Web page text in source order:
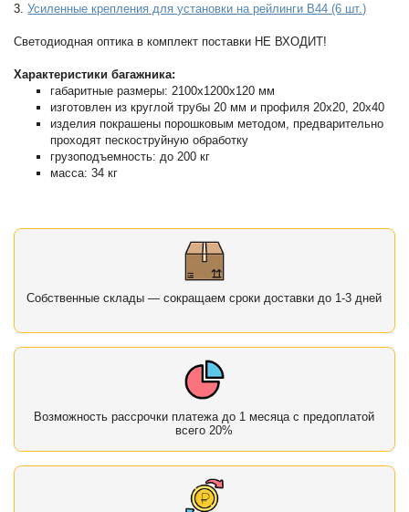
3.Усиленные крепления для установки на рейлинги B44 (6 шт.)
Светодиодная оптика в комплект поставки НЕ ВХОДИТ!
Характеристики багажника:
габаритные размеры: 2100х1200х120 мм
изготовлен из круглой трубы 20 мм и профиля 20х20, 20х40
изделия покрашены порошковым методом, предварительно
проходят пескоструйную обработку
грузоподъемность: до 200 кг
масса: 34 кг
Собственные склады — сокращаем сроки доставки до 1-3 дней
Возможность рассрочки платежа до 1 месяца с предоплатой
всего 20%